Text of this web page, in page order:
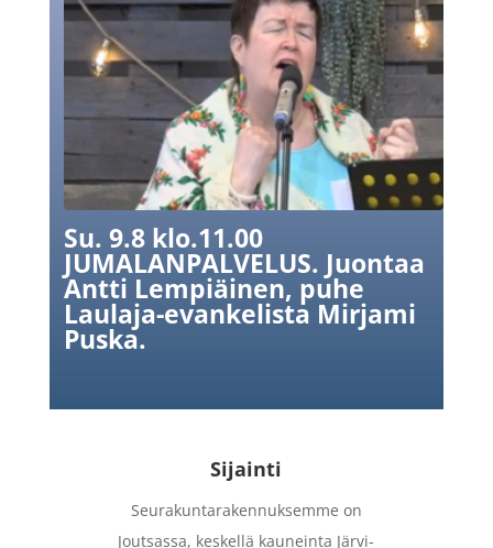
Su. 9.8 klo.11.00
JUMALANPALVELUS. Juontaa
Antti Lempiäinen, puhe
Laulaja-evankelista Mirjami
Puska.
Sijainti
Seurakuntarakennuksemme on
Joutsassa, keskellä kauneinta Järvi-